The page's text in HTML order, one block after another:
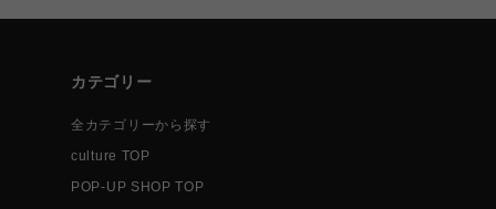
カテゴリー
全カテゴリーから探す
culture TOP
POP-UP SHOP TOP